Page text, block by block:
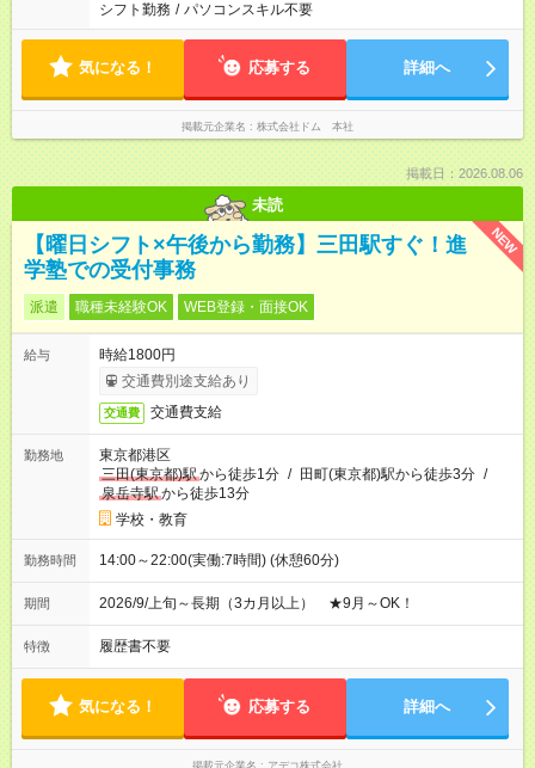
シフト勤務 / パソコンスキル不要
気になる！ 応募する 詳細へ
掲載元企業名 株式会社ドム 本社
掲載日：2026.08.06
未読
NEW
【曜日シフト×午後から勤務】三田駅すぐ！進
学塾での受付事務
派遣 職種未経験OK WEB登録・面接OK
給与
時給1800円
交通費別途支給あり
交通費 交通費支給
勤務地
東京都港区
三田(東京都)駅から徒歩1分 / 田町(東京都)駅から徒歩3分 /
泉岳寺駅から徒歩13分
学校・教育
勤務時間 14:00～22:00(実働:7時間) (休憩60分)
期間 2026/9/上旬～長期（3カ月以上） ★9月～OK！
特徴 履歴書不要
気になる！ 応募する 詳細へ
掲載元企業名 アデコ株式会社